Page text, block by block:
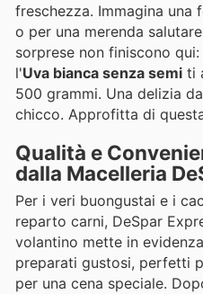
freschezza. Immagina una
o per una merenda
sorprese non finiscono
l'Uva bianca senza semi ti
500 grammi. Una delizia
chicco. Approfitta di
Qualità e
dalla Macelleria
Per i veri buongustai e i
reparto carni, DeSpar
volantino mette in
preparati gustosi, perfetti
per una cena speciale.